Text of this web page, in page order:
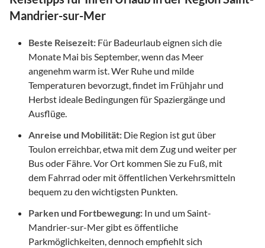
Mandrier-sur-Mer
Beste Reisezeit: Für Badeurlaub eignen sich die
Monate Mai bis September, wenn das Meer
angenehm warm ist. Wer Ruhe und milde
Temperaturen bevorzugt, findet im Frühjahr und
Herbst ideale Bedingungen für Spaziergänge und
Ausflüge.
Anreise und Mobilität: Die Region ist gut über
Toulon erreichbar, etwa mit dem Zug und weiter per
Bus oder Fähre. Vor Ort kommen Sie zu Fuß, mit
dem Fahrrad oder mit öffentlichen Verkehrsmitteln
bequem zu den wichtigsten Punkten.
Parken und Fortbewegung: In und um Saint-
Mandrier-sur-Mer gibt es öffentliche
Parkmöglichkeiten, dennoch empfiehlt sich